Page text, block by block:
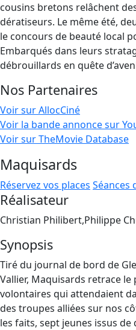
cousins bretons relâchent
dératiseurs. Le même été,
le concours de beauté local
Embarqués dans leurs
débrouillards en quête
Nos Partenaires
Voir sur AllocCiné
Voir la bande annonce sur
Voir sur TheMovie Database
Maquisards
Réservez vos places Séances
Réalisateur
Christian Philibert,Philippe
Synopsis
Tiré du journal de bord de
Vallier, Maquisards retrace le
volontaires qui attendaient
des troupes alliées sur nos
les faits, sept jeunes issus